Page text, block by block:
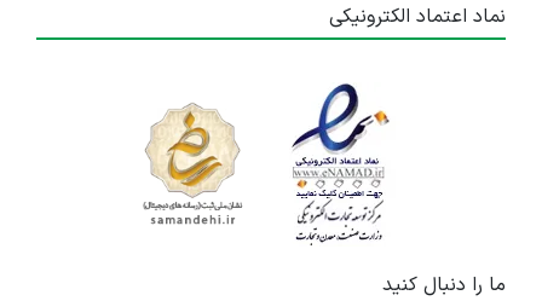
نماد اعتماد الکترونیکی
ما را دنبال کنید